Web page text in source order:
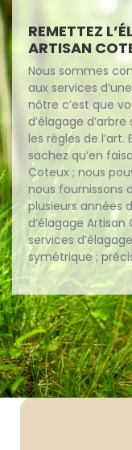
REMETTEZ
ARTISAN
Nous sommes
aux services
nôtre c’est que
d’élagage
les règles de
sachez qu’en
Coteux ; nous
nous fournissons
plusieurs années
d’élagage
services
symétrique ;